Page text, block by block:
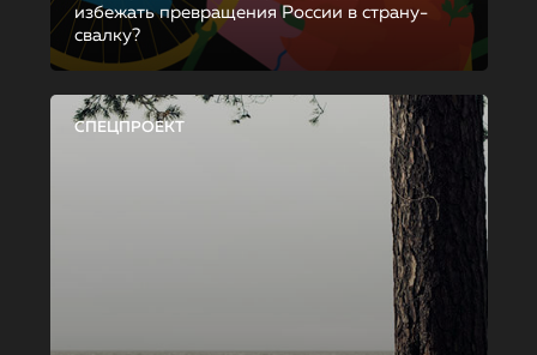
избежать превращения России в страну-
свалку?
СПЕЦПРОЕКТ